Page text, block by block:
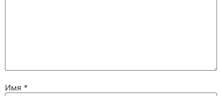
Имя *